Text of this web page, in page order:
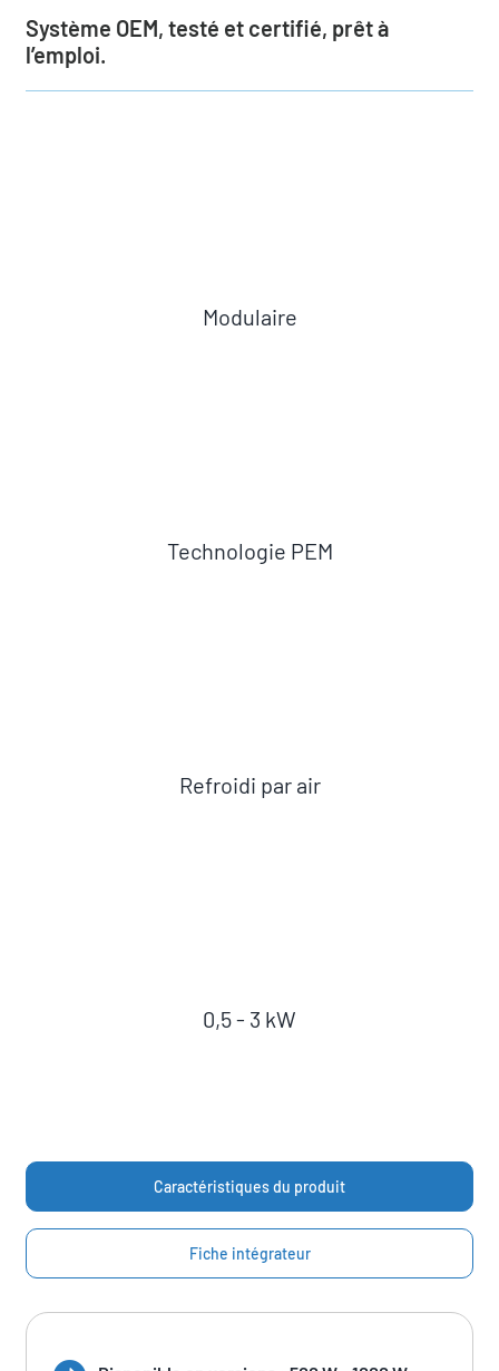
Système OEM, testé et certifié, prêt à
l’emploi.
Modulaire
Technologie PEM
Refroidi par air
0,5 - 3 kW
Caractéristiques du produit
Fiche intégrateur